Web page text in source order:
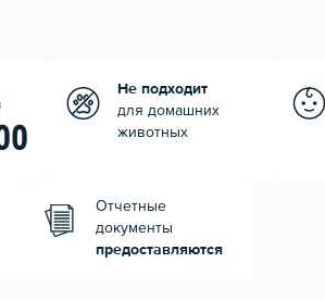
Не подходит
для домашних
животных
Отчетные
документы
предоставляются